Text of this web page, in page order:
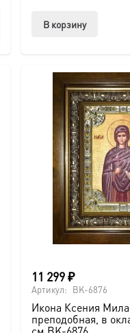
В корзину
11 299₽
Артикул: BK-6876
Икона Ксения
преподобная, в